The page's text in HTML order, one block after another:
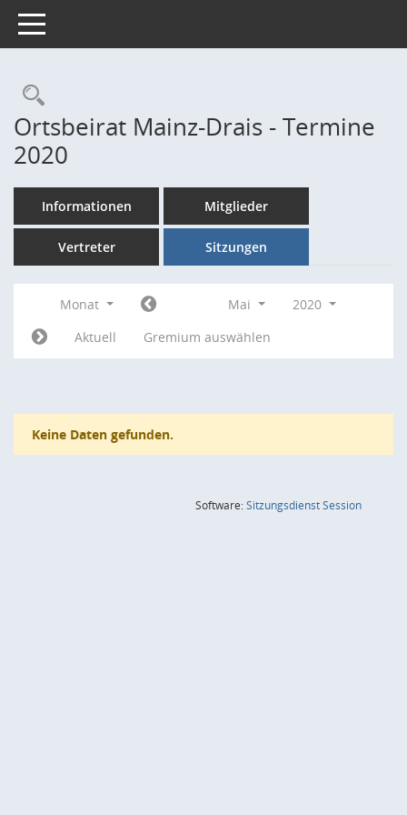
Toggle navigation
Rechercheauswahl
Ortsbeirat Mainz-Drais - Termine
2020
Informationen Mitglieder
Vertreter Sitzungen
Monat Mai
2020
Aktuell
Gremium auswählen
Keine Daten gefunden.
Software:SitzungsdienstSession(Wird in